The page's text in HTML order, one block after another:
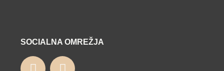
SOCIALNA OMREŽJA